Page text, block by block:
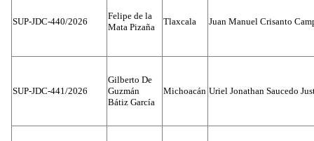
SUP-JDC-440/2026
Felipe de la
Mata Pizaña
Tlaxcala Juan Manuel Crisanto
SUP-JDC-441/2026
Gilberto De
Guzmán
Bátiz García
Michoacán Uriel Jonathan Saucedo